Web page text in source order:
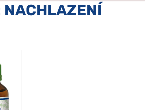
NACHLAZENÍ